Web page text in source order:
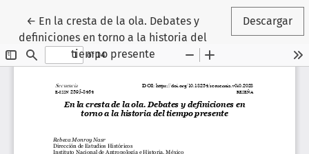
← Volver a los detalles del artículo
En la cresta de la ola. Debates y
definiciones en torno a la historia del
tiempo presente
Descargar